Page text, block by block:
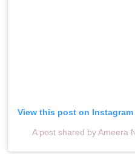
View this post on Instagram
A post shared by Ameera